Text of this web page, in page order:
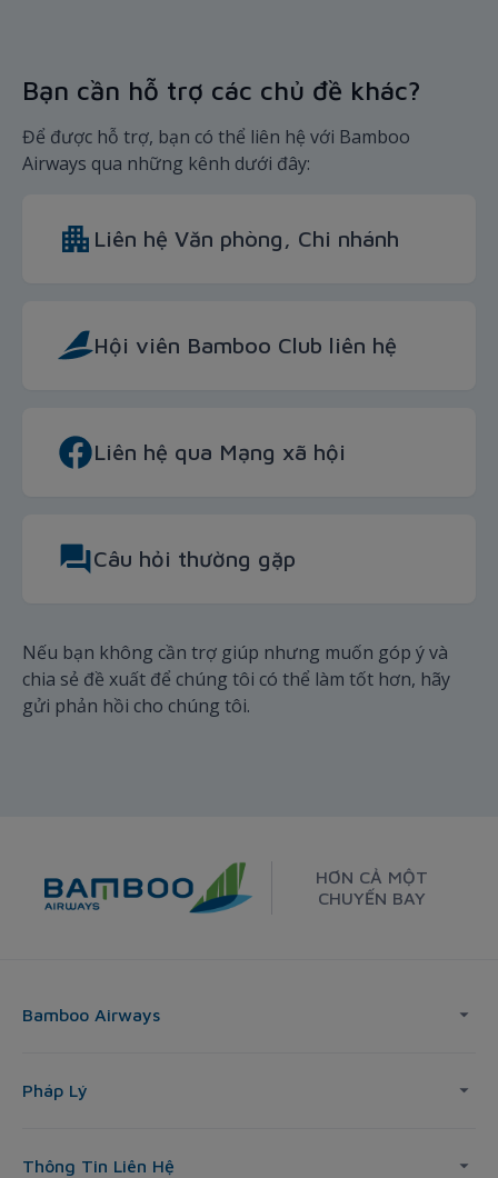
Bạn cần hỗ trợ các chủ đề khác?
Để được hỗ trợ, bạn có thể liên hệ với Bamboo
Airways qua những kênh dưới đây:
Liên hệ Văn phòng, Chi nhánh
Hội viên Bamboo Club liên hệ
Liên hệ qua Mạng xã hội
Câu hỏi thường gặp
Nếu bạn không cần trợ giúp nhưng muốn góp ý và
chia sẻ đề xuất để chúng tôi có thể làm tốt hơn, hãy
gửi phản hồi cho chúng tôi.
HƠN CẢ MỘT
CHUYẾN BAY
Bamboo Airways
Pháp Lý
Thông Tin Liên Hệ